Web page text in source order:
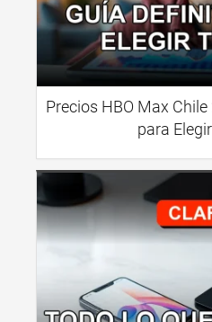
Precios HBO Max
para